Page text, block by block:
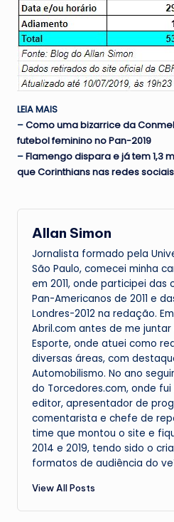
LEIA MAIS
–Como uma bizarrice da
futebol feminino no Pan-2019
–Flamengo dispara e já tem 1,3
que Corinthians nas redes sociais
Allan Simon
Jornalista formado pela
São Paulo, comecei minha
em 2011, onde participei
Pan-Americanos de 2011 e
Londres-2012 na redação.
Abril.com antes de me juntar
Esporte, onde atuei como
diversas áreas, com
Automobilismo. No ano
do Torcedores.com, onde
editor, apresentador de
comentarista e chefe de
time que montou o site e
2014 e 2019, tendo sido o
formatos de audiência do
View All Posts